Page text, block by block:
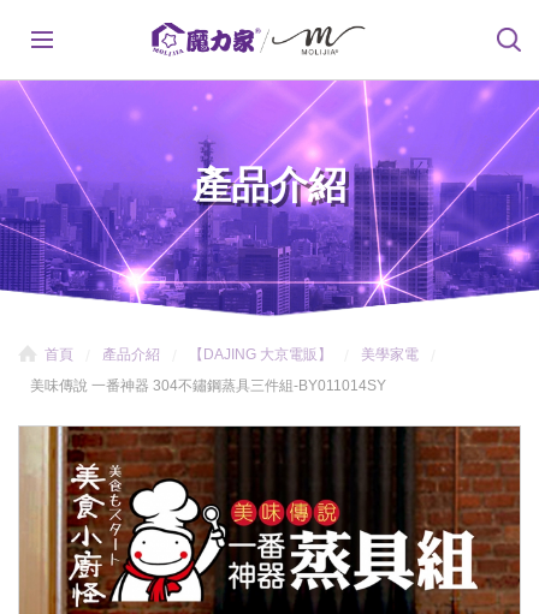
產品介紹
首頁 產品介紹 【DAJING 大京電販】
美學家電
美味傳說 一番神器 304不鏽鋼蒸具三件組-BY011014SY